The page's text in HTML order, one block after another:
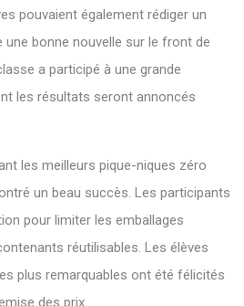
pouvaient également rédiger un
bonne nouvelle sur le front de
a participé à une grande
les résultats seront annoncés
les meilleurs pique-niques zéro
un beau succès. Les participants
pour limiter les emballages
réutilisables. Les élèves
plus remarquables ont été félicités
des prix.